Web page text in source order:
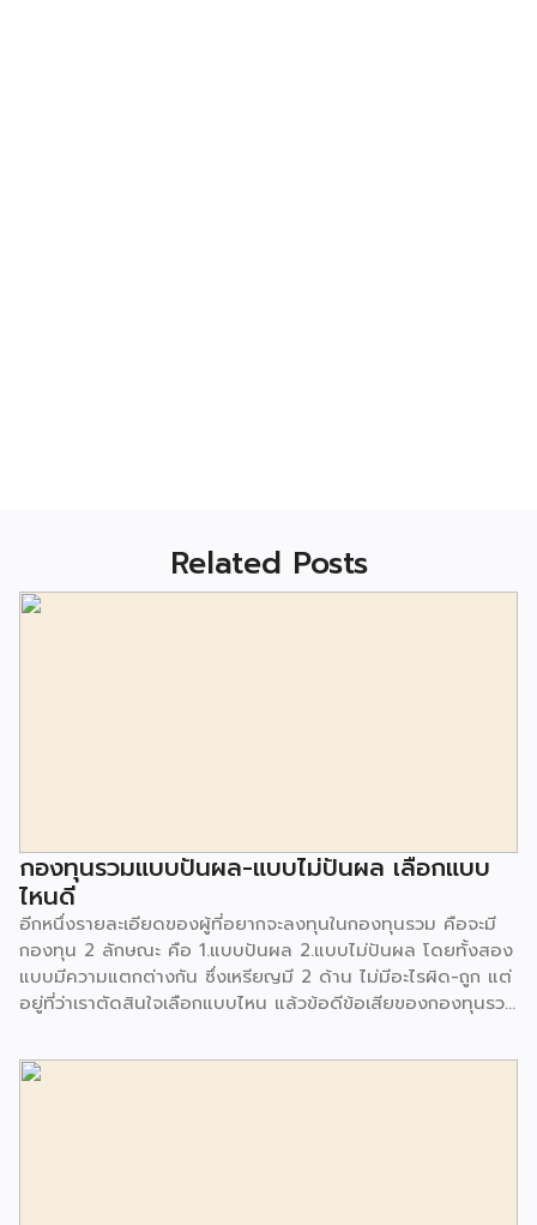
Related Posts
กองทุนรวมแบบปันผล-แบบไม่ปันผล เลือกแบบ
ไหนดี
อีกหนึ่งรายละเอียดของผู้ที่อยากจะลงทุนในกองทุนรวม คือจะมี
กองทุน 2 ลักษณะ คือ 1.แบบปันผล 2.แบบไม่ปันผล โดยทั้งสอง
แบบมีความแตกต่างกัน ซึ่งเหรียญมี 2 ด้าน ไม่มีอะไรผิด-ถูก แต่
อยู่ที่ว่าเราตัดสินใจเลือกแบบไหน แล้วข้อดีข้อเสียของกองทุนรวม
กัน กองทุนรวมแบบจ่ายปันผล กองทุนรวมแบบจ่ายปันผล หากจะ
อธิบายให้เข้าใจง่าย ๆ คือช่วงเวลาที่เราลงทุนจะมีการจ่าย